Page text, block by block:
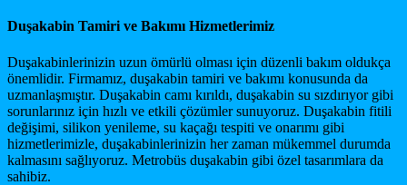
Duşakabin Tamiri ve Bakımı Hizmetlerimiz
Duşakabinlerinizin uzun ömürlü olması için düzenli bakım oldukça
önemlidir. Firmamız, duşakabin tamiri ve bakımı konusunda da
uzmanlaşmıştır. Duşakabin camı kırıldı, duşakabin su sızdırıyor gibi
sorunlarınız için hızlı ve etkili çözümler sunuyoruz. Duşakabin fitili
değişimi, silikon yenileme, su kaçağı tespiti ve onarımı gibi
hizmetlerimizle, duşakabinlerinizin her zaman mükemmel durumda
kalmasını sağlıyoruz. Metrobüs duşakabin gibi özel tasarımlara da
sahibiz.